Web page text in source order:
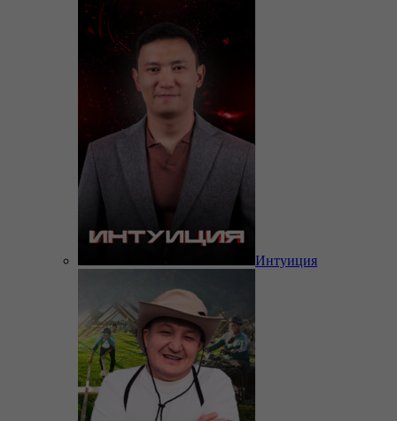
Интуиция